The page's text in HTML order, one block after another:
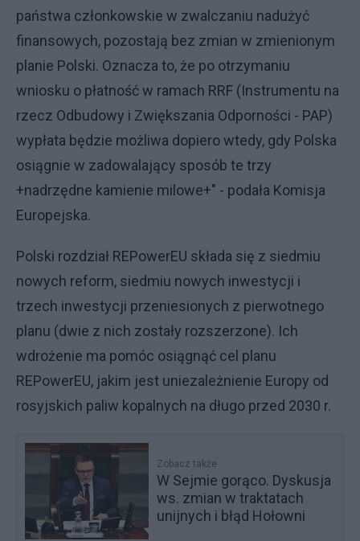
państwa członkowskie w zwalczaniu nadużyć
finansowych, pozostają bez zmian w zmienionym
planie Polski. Oznacza to, że po otrzymaniu
wniosku o płatność w ramach RRF (Instrumentu na
rzecz Odbudowy i Zwiększania Odporności - PAP)
wypłata będzie możliwa dopiero wtedy, gdy Polska
osiągnie w zadowalający sposób te trzy
+nadrzędne kamienie milowe+" - podała Komisja
Europejska.
Polski rozdział REPowerEU składa się z siedmiu
nowych reform, siedmiu nowych inwestycji i
trzech inwestycji przeniesionych z pierwotnego
planu (dwie z nich zostały rozszerzone). Ich
wdrożenie ma pomóc osiągnąć cel planu
REPowerEU, jakim jest uniezależnienie Europy od
rosyjskich paliw kopalnych na długo przed 2030 r.
Zobacz także
W Sejmie gorąco. Dyskusja
ws. zmian w traktatach
unijnych i błąd Hołowni